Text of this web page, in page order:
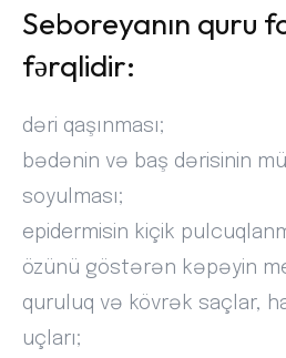
Seboreyanın quru
fərqlidir:
dəri qaşınması;
bədənin və baş dərisinin
soyulması;
epidermisin kiçik
özünü göstərən kəpəyin
quruluq və kövrək saçlar,
uçları;